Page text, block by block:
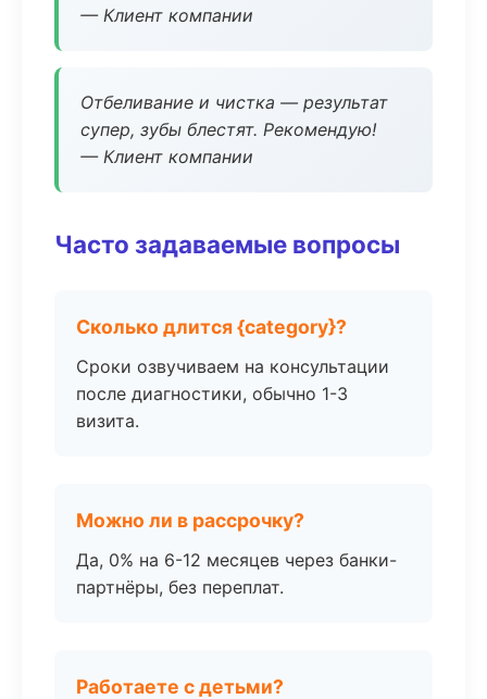
— Клиент компании
Отбеливание и чистка — результат
супер, зубы блестят. Рекомендую!
— Клиент компании
Часто задаваемые вопросы
Сколько длится {category}?
Сроки озвучиваем на консультации
после диагностики, обычно 1-3
визита.
Можно ли в рассрочку?
Да, 0% на 6-12 месяцев через банки-
партнёры, без переплат.
Работаете с детьми?